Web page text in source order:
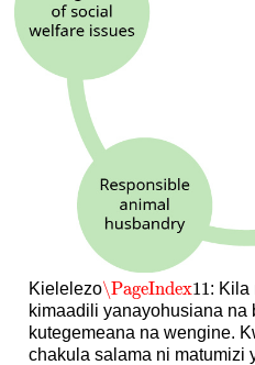
Kielelezo\PageIndex11
\PageIndex11: Kila
kimaadili yanayohusiana na
kutegemeana na wengine.
chakula salama ni matumizi